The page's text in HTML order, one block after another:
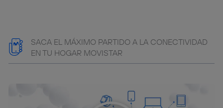
SACA EL MÁXIMO PARTIDO A LA CONECTIVIDAD
EN TU HOGAR MOVISTAR
información de la cuenta de cliente de
telecomunicaciones vinculada a la conexión que utilizas
(p. ej., número de teléfono móvil).
consienta el uso de la tecnología recibirá el mismo
identificador. Típicamente: